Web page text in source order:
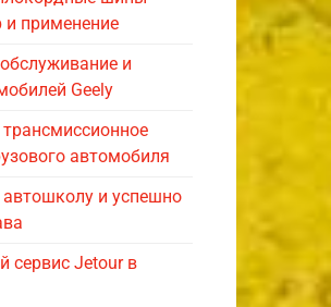
применение
и
Geely
автомобиля
и успешно
сервис Jetour в